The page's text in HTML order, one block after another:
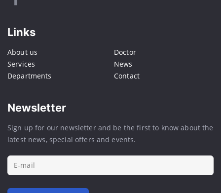
Links
About us
Services
Departments
Doctor
News
Contact
Newsletter
Sign up for our newsletter and be the first to know about the
latest news, special offers and events.